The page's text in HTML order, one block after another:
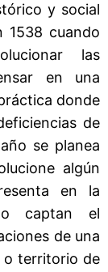
y social
1538 cuando
las
en una
donde
de
se planea
algún
en la
captan el
de una
o territorio de